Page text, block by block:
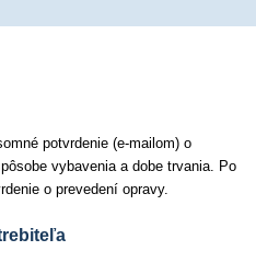
potvrdenie (e-mailom) o
vybavenia a dobe trvania. Po
o prevedení opravy.